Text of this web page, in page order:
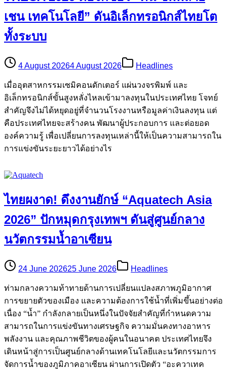
เชน เทคโนโลยี” ดันอิเล็กทรอนิกส์ไทยโต
ทั้งระบบ
4 August 20264 August 2026 Headlines
เมื่ออุตสาหกรรมเซมิคอนดักเตอร์ แผ่นวงจรพิมพ์ และ
อิเล็กทรอนิกส์ขั้นสูงหลั่งไหลเข้ามาลงทุนในประเทศไทย โจทย์
สำคัญจึงไม่ได้หยุดอยู่ที่จำนวนโรงงานหรือมูลค่าเงินลงทุน แต่
คือประเทศไทยจะสร้างคน พัฒนาผู้ประกอบการ และต่อยอด
องค์ความรู้ เพื่อเปลี่ยนการลงทุนเหล่านี้ให้เป็นความสามารถใน
การแข่งขันระยะยาวได้อย่างไร
ไทยผงาด! ดึงงานยักษ์ “Aquatech Asia
2026” ปักหมุดกรุงเทพฯ ดันสู่ศูนย์กลาง
นวัตกรรมน้ำอาเซียน
24 June 202625 June 2026 Headlines
ท่ามกลางความท้าทายด้านการเปลี่ยนแปลงสภาพภูมิอากาศ
การขยายตัวของเมือง และความต้องการใช้น้ำที่เพิ่มขึ้นอย่างต่อ
เนื่อง “น้ำ” กำลังกลายเป็นหนึ่งในปัจจัยสำคัญที่กำหนดความ
สามารถในการแข่งขันทางเศรษฐกิจ ความมั่นคงทางอาหาร
พลังงาน และคุณภาพชีวิตของผู้คนในอนาคต ประเทศไทยจึง
เดินหน้าสู่การเป็นศูนย์กลางด้านเทคโนโลยีและนวัตกรรมการ
จัดการน้ำของภูมิภาคอาเซียน ผ่านการเปิดตัว “อะควาเทค